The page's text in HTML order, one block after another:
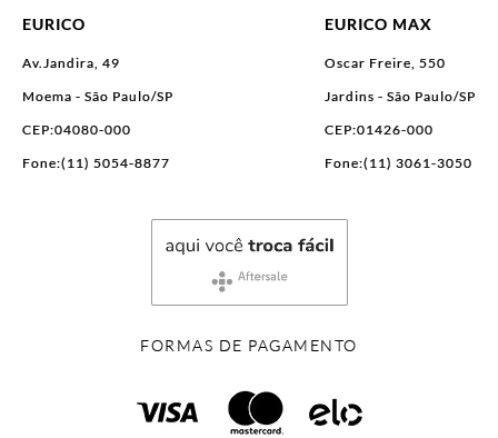
EURICO
Av.Jandira, 49
Moema - São Paulo/SP
CEP:04080-000
Fone:(11) 5054-8877
EURICO MAX
Oscar Freire, 550
Jardins - São Paulo/SP
CEP:01426-000
Fone:(11) 3061-3050
FORMAS DE PAGAMENTO